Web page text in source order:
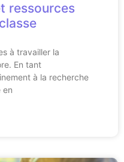
ressources
à travailler la
En tant
à la recherche
en